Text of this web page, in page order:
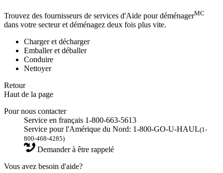
Trouvez des fournisseurs de services d'Aide pour déménagerMC
dans votre secteur et déménagez deux fois plus vite.
Charger et décharger
Emballer et déballer
Conduire
Nettoyer
Retour
Haut de la page
Pour nous contacter
Service en français 1-800-663-5613
Service pour l'Amérique du Nord: 1-800-GO-U-HAUL(1-
800-468-4285)
Demander à être rappelé
Vous avez besoin d'aide?